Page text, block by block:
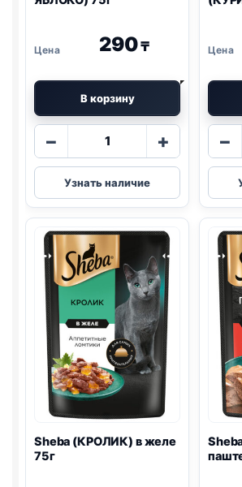
290₸
В корзину
−
Количество
Sheba
Nature's
(УТКА
И
ЯБЛОКО)
75г
+
Узнать наличие
−
Sheba (КРОЛИК) в желе
75г